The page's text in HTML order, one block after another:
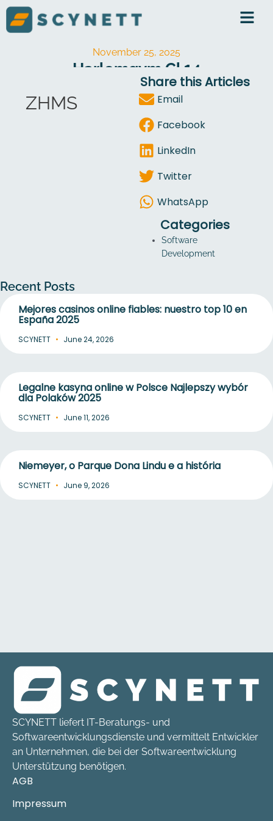
Skip
content
November 25, 2025
Harlemgym.cl 14
November 25, 2025 harlemgym.cl
ZHMS
Share this Articles
Email
Facebook
LinkedIn
Twitter
WhatsApp
Categories
Software
Development
Recent Posts
Mejores casinos online fiables: nuestro top 10 en
España 2025
SCYNETT June 24, 2026
Legalne kasyna online w Polsce Najlepszy wybór
dla Polaków 2025
SCYNETT June 11, 2026
Niemeyer, o Parque Dona Lindu e a história
SCYNETT June 9, 2026
SCYNETT liefert IT-Beratungs- und
Softwareentwicklungsdienste und vermittelt Entwickler
an Unternehmen, die bei der Softwareentwicklung
Unterstützung benötigen.
AGB
Impressum